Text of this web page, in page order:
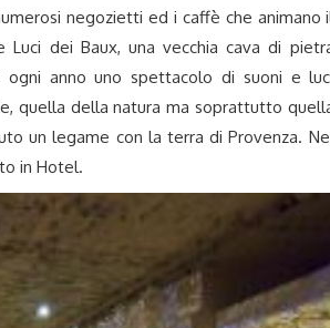
negozietti ed i caffè che animano
dei Baux, una vecchia cava di
ogni anno uno spettacolo di suoni e
quella della natura ma soprattutto
un legame con la terra di Provenza.
in Hotel.